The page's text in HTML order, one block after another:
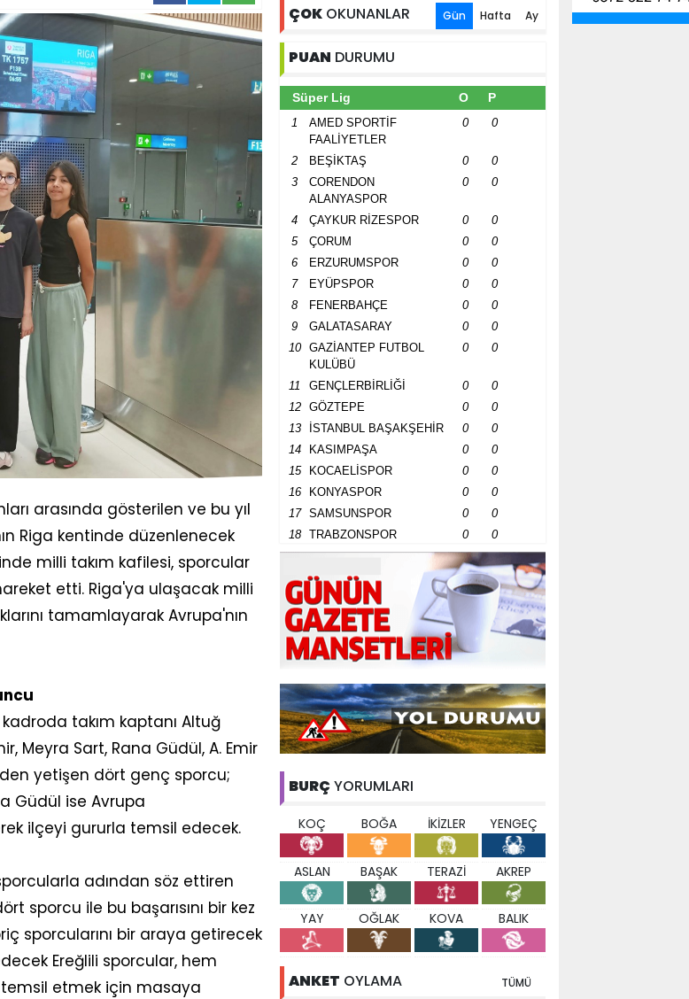
arasında gösterilen ve bu yıl
Riga kentinde düzenlenecek
milli takım kafilesi, sporcular
etti. Riga'ya ulaşacak milli
tamamlayarak Avrupa'nın
takım kaptanı Altuğ
Meyra Sart, Rana Güdül, A. Emir
yetişen dört genç sporcu;
Güdül ise Avrupa
ilçeyi gururla temsil edecek.
adından söz ettiren
sporcu ile bu başarısını bir kez
sporcularını bir araya getirecek
Ereğlili sporcular, hem
etmek için masaya
ÇOK OKUNANLAR Gün Hafta Ay
PUAN DURUMU
Süper Lig O P
1
AMED SPORTİF
FAALİYETLER
0 0
2 BEŞİKTAŞ 0
0
3
CORENDON
ALANYASPOR
0 0
4 ÇAYKUR RİZESPOR 0
0
5
ÇORUM 0
0
6
ERZURUMSPOR 0
0
7
EYÜPSPOR 0
0
8
FENERBAHÇE 0
0
9
GALATASARAY 0
0
10
GAZİANTEP FUTBOL
KULÜBÜ
0 0
11 GENÇLERBİRLİĞİ 0
0
12
GÖZTEPE 0
0
13
İSTANBUL BAŞAKŞEHİR 0
0
14
KASIMPAŞA 0
0
15
KOCAELİSPOR 0
0
16
KONYASPOR 0
0
17
SAMSUNSPOR 0
0
18
TRABZONSPOR 0 0
BURÇ YORUMLARI
KOÇ BOĞA İKİZLER YENGEÇ
ASLAN BAŞAK TERAZİ AKREP
YAY OĞLAK KOVA BALIK
ANKET OYLAMA TÜMÜ